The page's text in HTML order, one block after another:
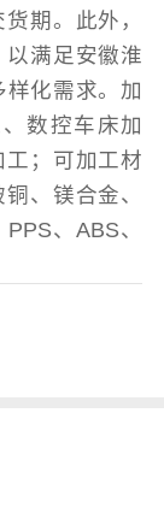
期。此外，
满足安徽淮
化需求。加
数控车床加
；可加工材
、镁合金、
、ABS、